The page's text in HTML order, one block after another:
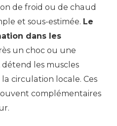
de froid ou de chaud
et sous-estimée. Le
dans les
un choc ou une
détend les muscles
circulation locale. Ces
complémentaires